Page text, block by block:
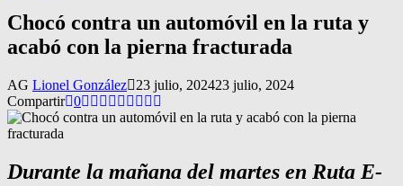
Chocó contra un automóvil en la ruta y
acabó con la pierna fracturada
AG Lionel González 23 julio, 202423 julio, 2024
Compartir 0
Durante la mañana del martes en Ruta E-